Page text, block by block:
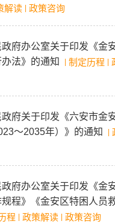
解读 政策咨询
府办公室关于印发《金
法》的通知
制定历程
府关于印发《六安市金
～2035年）》的通知
府办公室关于印发《金
程》《金安区特困人员
程 政策解读 政策咨询